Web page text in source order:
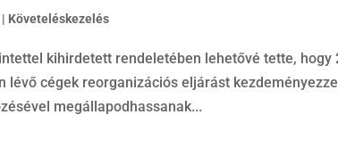
| Követeléskezelés
kihirdetett rendeletében lehetővé tette, hogy
lévő cégek reorganizációs eljárást
megállapodhassanak...